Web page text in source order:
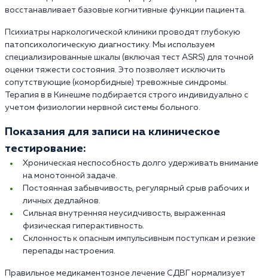
восстанавливает базовые когнитивные функции пациента.
Психиатры наркологической клиники проводят глубокую
патопсихологическую диагностику. Мы используем
специализированные шкалы (включая тест ASRS) для точной
оценки тяжести состояния. Это позволяет исключить
сопутствующие (коморбидные) тревожные синдромы.
Терапия в в Кинешме подбирается строго индивидуально с
учетом физиологии нервной системы больного.
Показания для записи на клиническое
тестирование:
Хроническая неспособность долго удерживать внимание
на монотонной задаче.
Постоянная забывчивость, регулярный срыв рабочих и
личных дедлайнов.
Сильная внутренняя неусидчивость, выраженная
физическая гиперактивность.
Склонность к опасным импульсивным поступкам и резкие
перепады настроения.
Правильное медикаментозное лечение СДВГ нормализует